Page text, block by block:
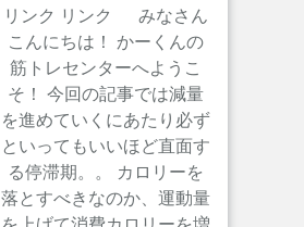
リンク リンク みなさん
こんにちは！ かーくんの
筋トレセンターへようこ
そ！ 今回の記事では減量
を進めていくにあたり必ず
といってもいいほど直面す
る停滞期。。 カロリーを
落とすべきなのか、運動量